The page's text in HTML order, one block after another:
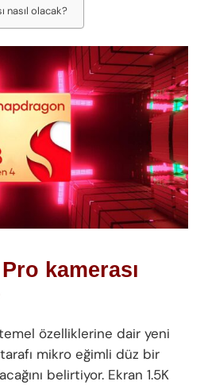
nasıl olacak?
kamerası
özelliklerine dair yeni
mikro eğimli düz bir
belirtiyor. Ekran 1.5K